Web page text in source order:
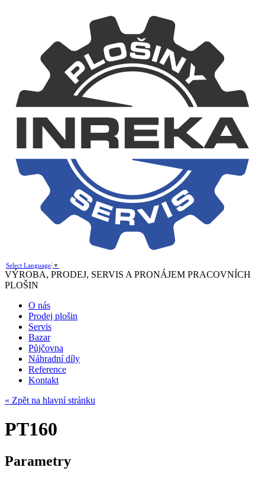
Select Language ▼
VÝROBA, PRODEJ, SERVIS A PRONÁJEM PRACOVNÍCH
PLOŠIN
O nás
Prodej plošin
Servis
Bazar
Půjčovna
Náhradní díly
Reference
Kontakt
« Zpět na hlavní stránku
PT160
Parametry